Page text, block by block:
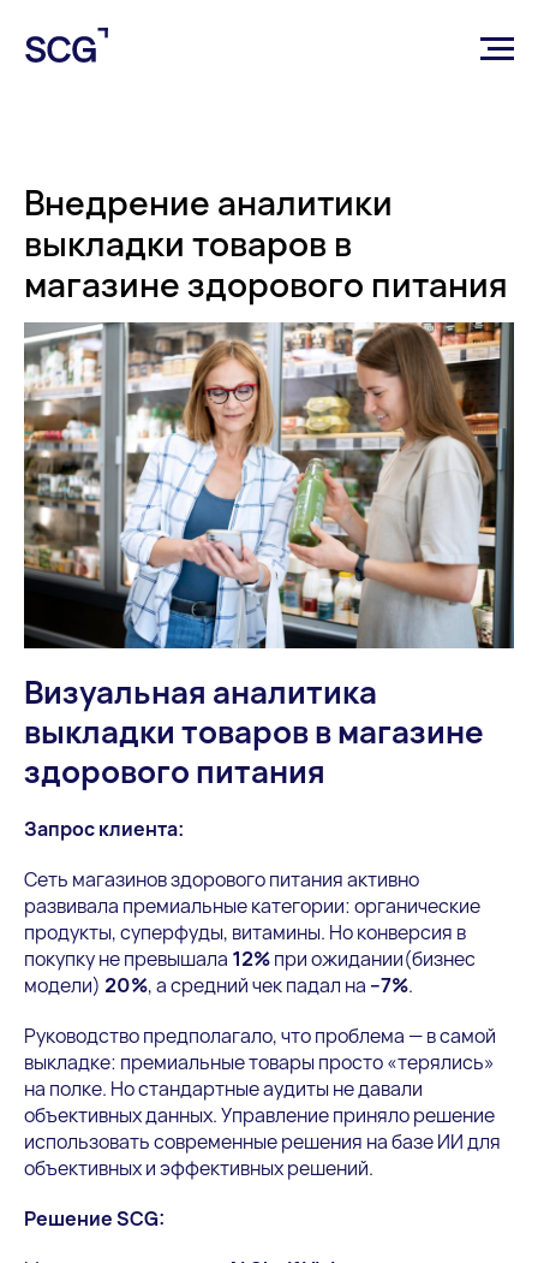
Внедрение аналитики
выкладки товаров в
магазине здорового питания
Визуальная аналитика
выкладки товаров в магазине
здорового питания
Запрос клиента:
Сеть магазинов здорового питания активно
развивала премиальные категории: органические
продукты, суперфуды, витамины. Но конверсия в
покупку не превышала 12%при ожидании(бизнес
модели) 20%, а средний чек падал на –7%.
Руководство предполагало, что проблема — в самой
выкладке: премиальные товары просто «терялись»
на полке. Но стандартные аудиты не давали
объективных данных. Управление приняло решение
использовать современные решения на базе ИИ для
объективных и эффективных решений.
Решение SCG: